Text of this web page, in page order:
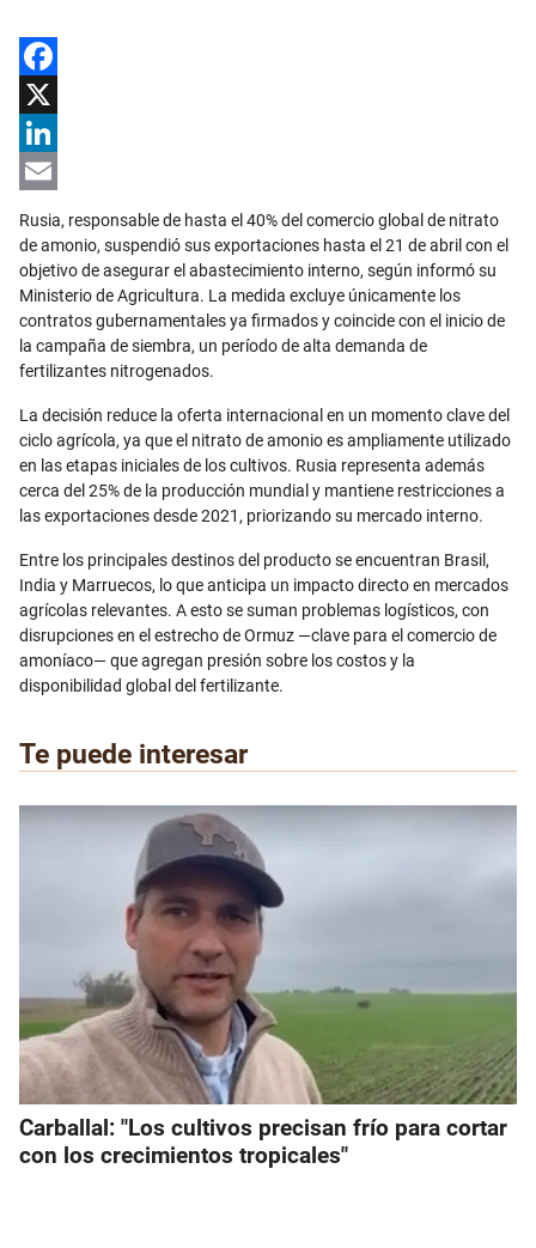
Facebook
X
LinkedIn
Email
Rusia, responsable de hasta el 40% del comercio global de nitrato
de amonio, suspendió sus exportaciones hasta el 21 de abril con el
objetivo de asegurar el abastecimiento interno, según informó su
Ministerio de Agricultura. La medida excluye únicamente los
contratos gubernamentales ya firmados y coincide con el inicio de
la campaña de siembra, un período de alta demanda de
fertilizantes nitrogenados.
La decisión reduce la oferta internacional en un momento clave del
ciclo agrícola, ya que el nitrato de amonio es ampliamente utilizado
en las etapas iniciales de los cultivos. Rusia representa además
cerca del 25% de la producción mundial y mantiene restricciones a
las exportaciones desde 2021, priorizando su mercado interno.
Entre los principales destinos del producto se encuentran Brasil,
India y Marruecos, lo que anticipa un impacto directo en mercados
agrícolas relevantes. A esto se suman problemas logísticos, con
disrupciones en el estrecho de Ormuz —clave para el comercio de
amoníaco— que agregan presión sobre los costos y la
disponibilidad global del fertilizante.
Te puede interesar
Carballal: "Los cultivos precisan frío para cortar
con los crecimientos tropicales"